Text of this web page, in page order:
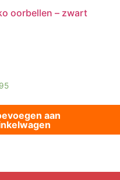
oorbellen – zwart
aan